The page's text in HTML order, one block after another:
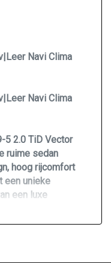
Navi Clima
Navi Clima
5 2.0 TiD Vector
ruime sedan
hoog rijcomfort
een unieke
een luxe
Elektrisch
Cruise